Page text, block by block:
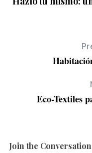
Eco-Textiles
Join the Conversation